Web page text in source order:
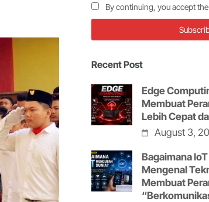
By continuing, you accept
Recent Post
Edge
Membuat
Lebih Cepat
August 3,
Bagaimana
Mengenal
Membuat